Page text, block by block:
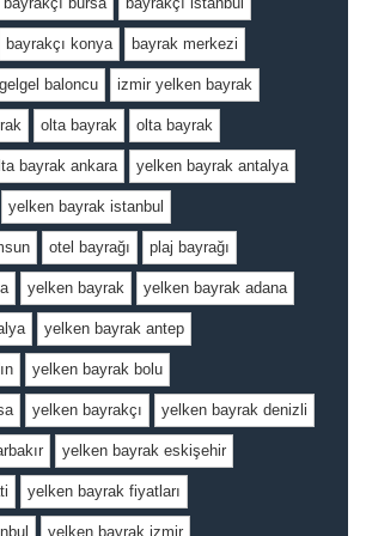
bayrakçı konya bayrak merkezi
gelgel baloncu izmir yelken bayrak
olta bayrak olta bayrak
bayrak ankara yelken bayrak antalya
yelken bayrak istanbul
otel bayrağı plaj bayrağı
yelken bayrak yelken bayrak adana
yelken bayrak antep
yelken bayrak bolu
yelken bayrakçı yelken bayrak denizli
yelken bayrak eskişehir
yelken bayrak fiyatları
yelken bayrak izmir